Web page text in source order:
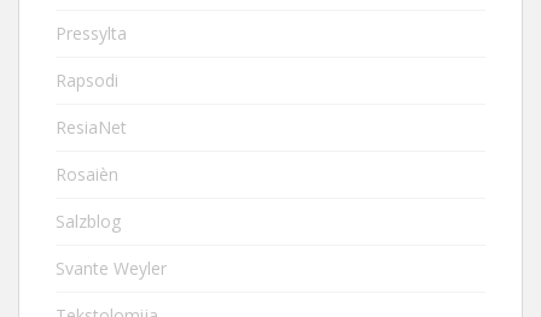
Pressylta
Rapsodi
ResiaNet
Rosaièn
Salzblog
Svante Weyler